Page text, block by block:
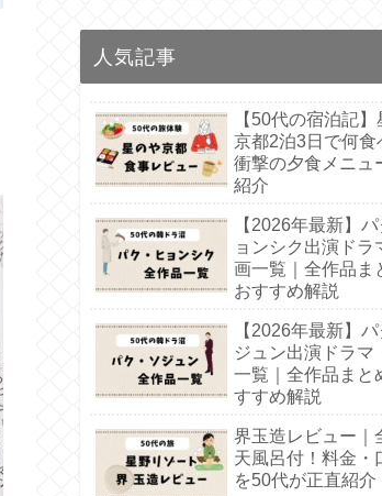
人気記事
【50代の宿泊記
京都2泊3日で何食
衝撃の夕食メニュ
紹介
【2026年最新】
ョンシク出演ドラ
画一覧｜全作品ま
おすすめ解説
【2026年最新】
ジュン出演ドラマ
一覧｜全作品まと
すすめ解説
界玉造レビュー｜
天風呂付！料金・
を50代が正直紹介